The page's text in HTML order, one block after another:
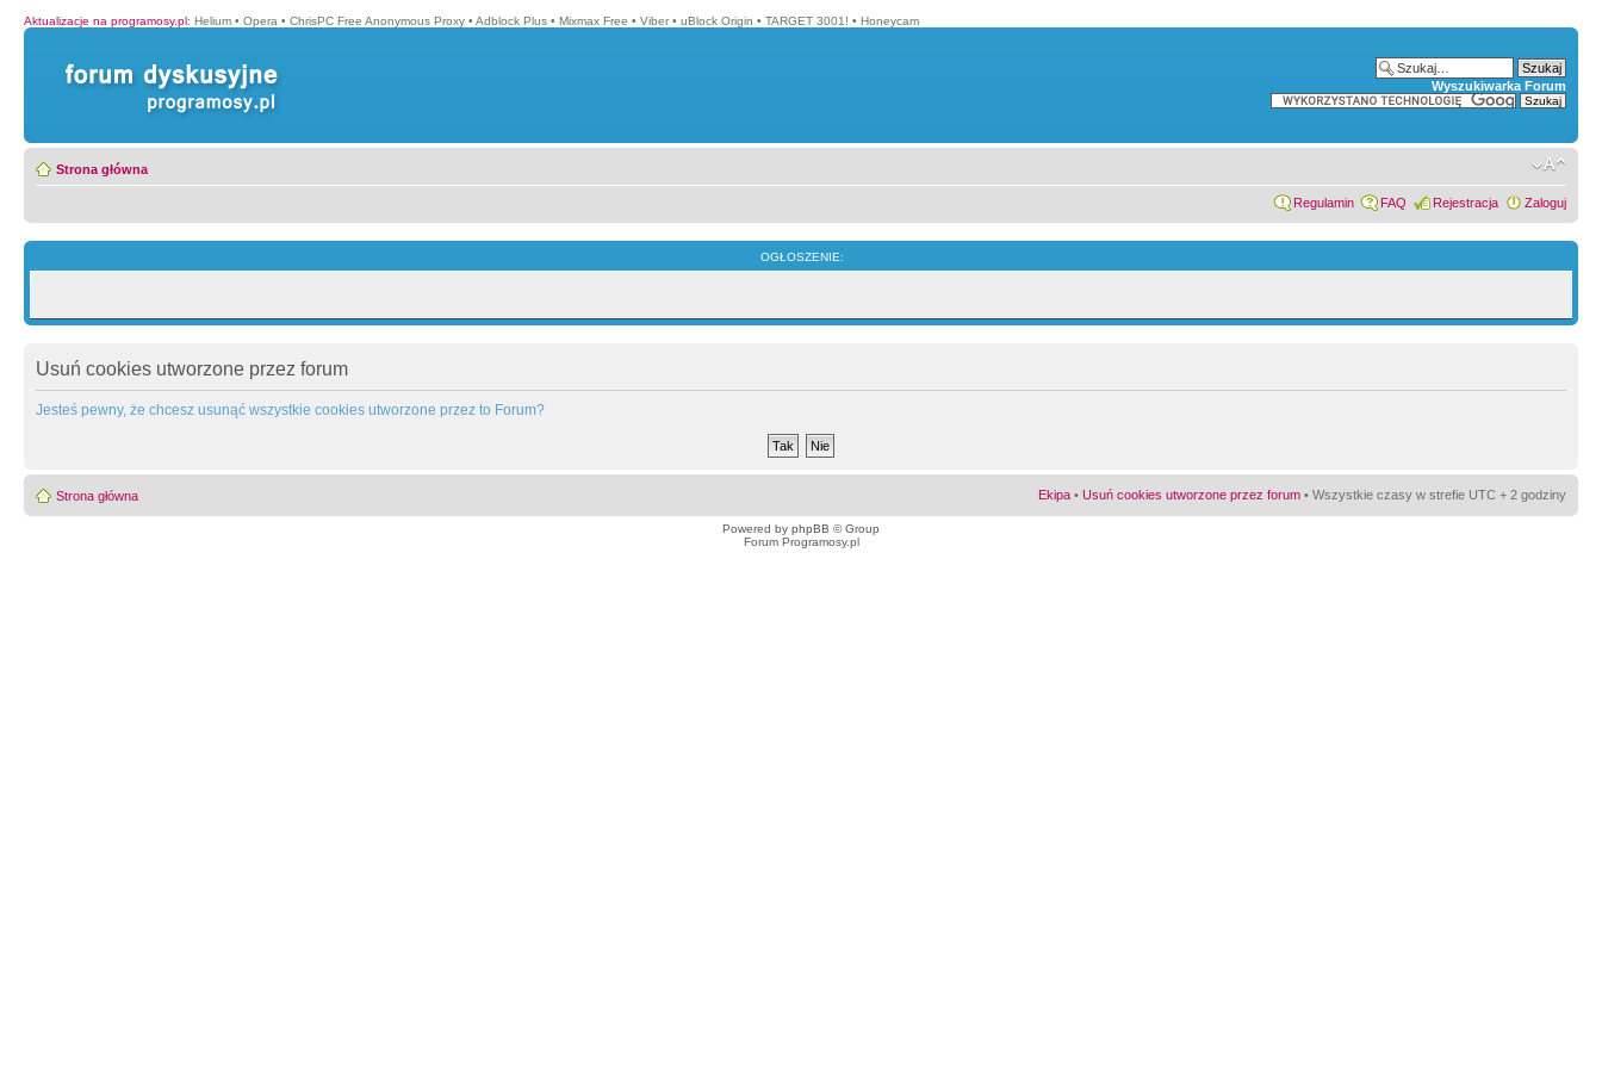
Aktualizacje na programosy.pl: Helium • Opera • ChrisPC Free Anonymous Proxy • Adblock Plus • Mixmax Free • Viber • uBlock Origin • TARGET 3001! • Honeycam
Wyszukiwarka Forum
Strona główna
Regulamin FAQ Rejestracja Zaloguj
OGŁOSZENIE:
Usuń cookies utworzone przez forum
Jesteś pewny, że chcesz usunąć wszystkie cookies utworzone przez to Forum?
Strona główna Ekipa • Usuń cookies utworzone przez forum • Wszystkie czasy w strefie UTC + 2 godziny
Powered by phpBB © Group
Forum Programosy.pl